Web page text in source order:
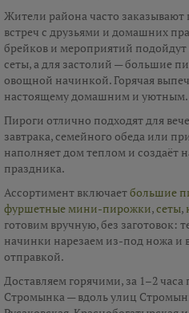
Жители района часто
встреч с друзьями и домашних
брейков и мероприятий
сеты, а для застолий — большие
овощной начинкой. Горячая
настоящему домашним и уютным.
Пироги отлично подходят для
завтрака, семейного обеда или
наполняет дом теплом и создаёт
праздника.
Ассортимент включаетбольшие
фуршетные мини-пирожки,сеты,
готовим вручную, без заготовок:
начинки нарезаем из-под ножа и
отправкой.
Доставляем горячими, за 1–2 часа
Стромынка — вдоль улиц